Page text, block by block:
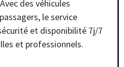
des véhicules
le service
et disponibilité 7j/7
et professionnels.